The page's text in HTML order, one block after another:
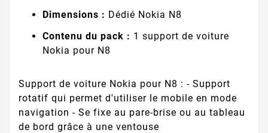
Dimensions : Dédié Nokia N8
Contenu du pack : 1 support de voiture
Nokia pour N8
Support de voiture Nokia pour N8 : - Support
rotatif qui permet d'utiliser le mobile en mode
navigation - Se fixe au pare-brise ou au tableau
de bord grâce à une ventouse